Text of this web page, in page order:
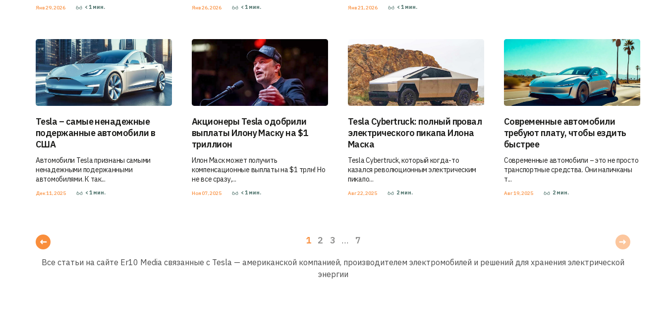
Янв 29, 2026 < 1 мин. Янв 26, 2026 < 1 мин. Янв 21, 2026 < 1 мин.
Tesla – самые ненадежные
подержанные автомобили в
США
Автомобили Tesla признаны самыми
ненадежными подержанными
автомобилями. К так...
Дек 11, 2025 < 1 мин.
Акционеры Tesla одобрили
выплаты Илону Маску на $1
триллион
Илон Маск может получить
компенсационные выплаты на $1 трлн! Но
не все сразу,...
Ноя 07, 2025 < 1 мин.
Tesla Cybertruck: полный провал
электрического пикапа Илона
Маска
Tesla Cybertruck, который когда-то
казался революционным электрическим
пикапо...
Авг 22, 2025 2 мин.
Современные автомобили
требуют плату, чтобы ездить
быстрее
Современные автомобили – это не просто
транспортные средства. Они напичканы
т...
Авг 19, 2025 2 мин.
1 2 3 … 7
Все статьи на сайте Er10 Media связанные с Tesla — американской компанией, производителем электромобилей и решений для хранения электрической
энергии